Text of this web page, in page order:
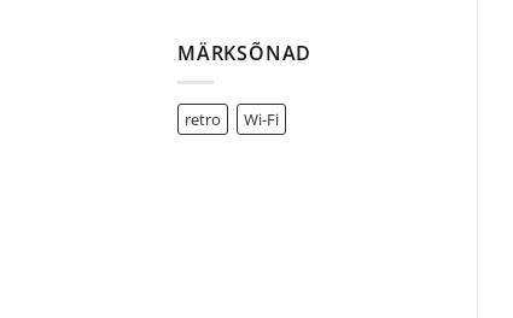
MÄRKSÕNAD
retro Wi-Fi